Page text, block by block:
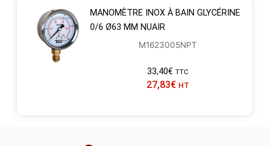
MANOMÈTRE INOX À BAIN GLYCÉRINE
0/6 Ø63 MM NUAIR
M1623005NPT
33,40€ TTC
27,83€ HT